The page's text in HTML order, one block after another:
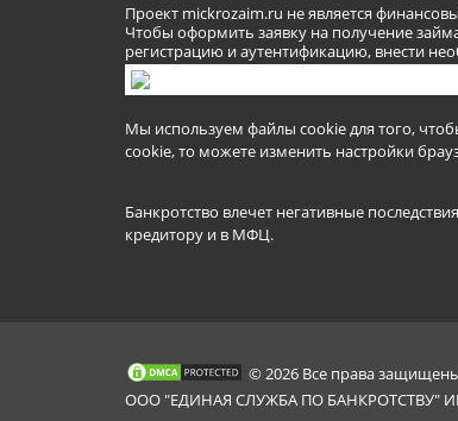
Проект mickrozaim.ru не является
Чтобы оформить заявку на получение
регистрацию и аутентификацию, внести
Мы используем файлы cookie для того,
cookie, то можете изменить настройки
Банкротство влечет негативные
кредитору и в МФЦ.
© 2026 Все права
ООО "ЕДИНАЯ СЛУЖБА ПО БАНКРОТСТВУ"